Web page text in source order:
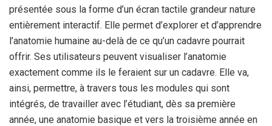
présentée sous la forme d’un écran tactile grandeur nature
entièrement interactif. Elle permet d’explorer et d’apprendre
l’anatomie humaine au-delà de ce qu’un cadavre pourrait
offrir. Ses utilisateurs peuvent visualiser l’anatomie
exactement comme ils le feraient sur un cadavre. Elle va,
ainsi, permettre, à travers tous les modules qui sont
intégrés, de travailler avec l’étudiant, dès sa première
année, une anatomie basique et vers la troisième année en